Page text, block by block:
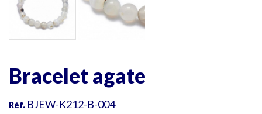
Bracelet agate
Réf. BJEW-K212-B-004